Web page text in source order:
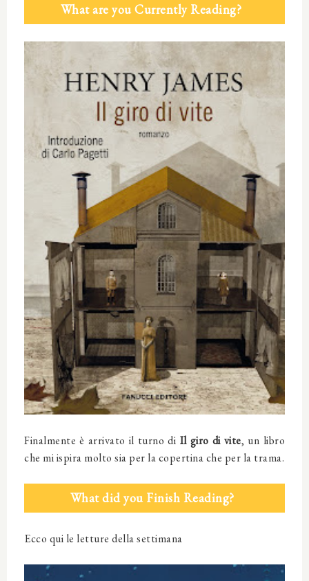
What are you Currently Reading?
Finalmente è arrivato il turno di Il giro di vite, un libro
che mi ispira molto sia per la copertina che per la trama.
What did you Finish Reading?
Ecco qui le letture della settimana